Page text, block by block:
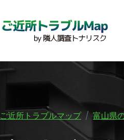
ご近所トラブルマップ 富山県